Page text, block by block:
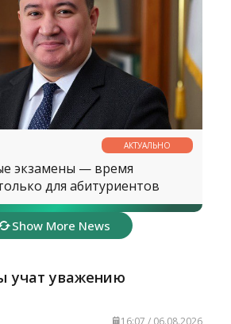
АКТУАЛЬНО
экзамены — время
для абитуриентов
Show More News
учат уважению
16:07 / 06.08.2026